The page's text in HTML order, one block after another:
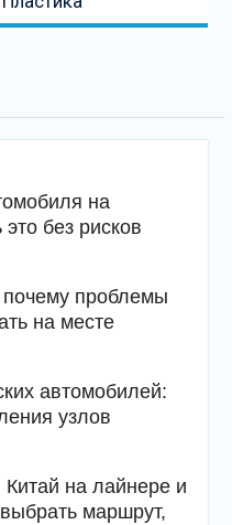
на
это без рисков
проблемы
на месте
автомобилей:
узлов
на лайнере и
маршрут,